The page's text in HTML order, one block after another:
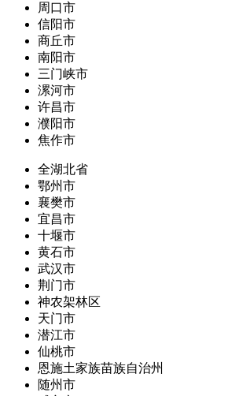
周口市
信阳市
商丘市
南阳市
三门峡市
漯河市
许昌市
濮阳市
焦作市
全湖北省
鄂州市
襄樊市
宜昌市
十堰市
黄石市
武汉市
荆门市
神农架林区
天门市
潜江市
仙桃市
恩施土家族苗族自治州
随州市